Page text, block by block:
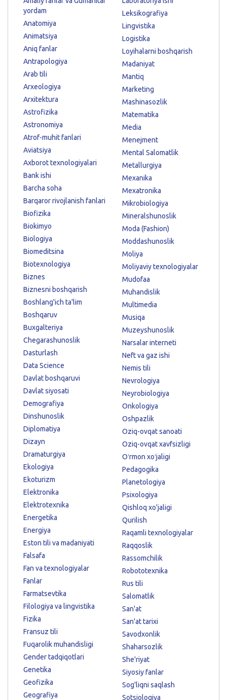
yordam
Anatomiya
Animatsiya
Aniq fanlar
Antrapologiya
Arab tili
Arxeologiya
Arxitektura
Astrofizika
Astronomiya
Atrof-muhit fanlari
Aviatsiya
Axborot texnologiyalari
Bank ishi
Barcha soha
Barqaror rivojlanish fanlari
Biofizika
Biokimyo
Biologiya
Biomeditsina
Biotexnologiya
Biznes
Biznesni boshqarish
Boshlang'ich ta'lim
Boshqaruv
Buxgalteriya
Chegarashunoslik
Dasturlash
Data Science
Davlat boshqaruvi
Davlat siyosati
Demografiya
Dinshunoslik
Diplomatiya
Dizayn
Dramaturgiya
Ekologiya
Ekoturizm
Elektronika
Elektrotexnika
Energetika
Energiya
Eston tili va madaniyati
Falsafa
Fan va texnologiyalar
Fanlar
Farmatsevtika
Filologiya va lingvistika
Fizika
Fransuz tili
Fuqarolik muhandisligi
Gender tadqiqotlari
Genetika
Geofizika
Geografiya
Leksikografiya
Lingvistika
Logistika
Loyihalarni boshqarish
Madaniyat
Mantiq
Marketing
Mashinasozlik
Matematika
Media
Menejment
Mental Salomatlik
Metallurgiya
Mexanika
Mexatronika
Mikrobiologiya
Mineralshunoslik
Moda (Fashion)
Moddashunoslik
Moliya
Moliyaviy texnologiyalar
Mudofaa
Muhandislik
Multimedia
Musiqa
Muzeyshunoslik
Narsalar interneti
Neft va gaz ishi
Nemis tili
Nevrologiya
Neyrobiologiya
Onkologiya
Oshpazlik
Oziq-ovqat sanoati
Oziq-ovqat xavfsizligi
Oʻrmon xoʻjaligi
Pedagogika
Planetologiya
Psixologiya
Qishloq xo'jaligi
Qurilish
Raqamli texnologiyalar
Raqqoslik
Rassomchilik
Robototexnika
Rus tili
Salomatlik
San'at
San'at tarixi
Savodxonlik
Shaharsozlik
She'riyat
Siyosiy fanlar
Sog'liqni saqlash
Sotsiologiya